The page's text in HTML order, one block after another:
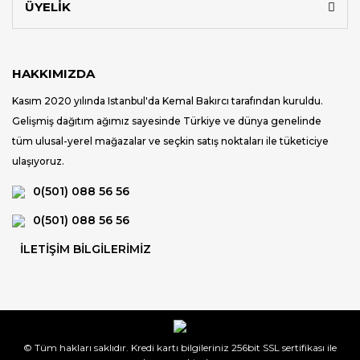
ÜYELİK
HAKKIMIZDA
Kasım 2020 yılında Istanbul'da Kemal Bakırcı tarafından kuruldu.
Gelişmiş dağıtım ağımız sayesinde Türkiye ve dünya genelinde
tüm ulusal-yerel mağazalar ve seçkin satış noktaları ile tüketiciye
ulaşıyoruz.
0(501) 088 56 56
0(501) 088 56 56
İLETİŞİM BİLGİLERİMİZ
© Tüm hakları saklıdır. Kredi kartı bilgileriniz 256bit SSL sertifikası ile